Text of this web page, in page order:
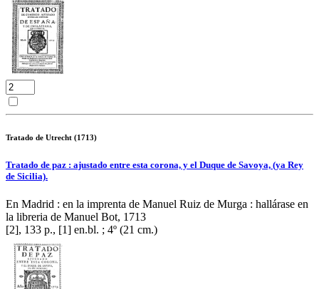
Tratado de Utrecht (1713)
Tratado de paz : ajustado entre esta corona, y el Duque de Savoya, (ya Rey
de Sicilia).
En Madrid : en la imprenta de Manuel Ruiz de Murga : hallárase en
la libreria de Manuel Bot, 1713
[2], 133 p., [1] en.bl. ; 4º (21 cm.)